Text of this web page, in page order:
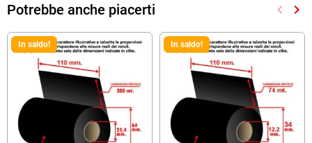
Potrebbe anche piacerti keyboard_arrow_left keyboard_arrow_right
In saldo! In saldo!